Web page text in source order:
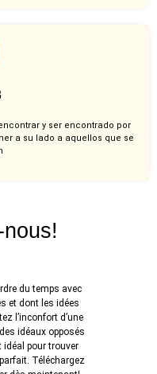
y ser encontrado por
a su lado a aquellos que se
du temps avec
et dont les idées
l’inconfort d’une
idéaux opposés
idéal pour trouver
Téléchargez